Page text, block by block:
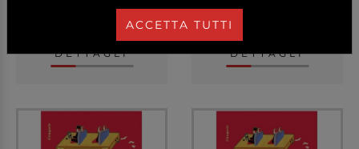
8,50 €
DETTAGLI
a partire da
DETTAGLI
ACCETTA TUTTI